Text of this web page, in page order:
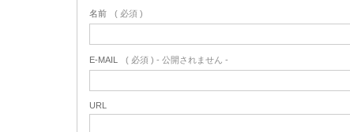
名前 ( 必須 )
E-MAIL ( 必須 ) - 公開されません -
URL